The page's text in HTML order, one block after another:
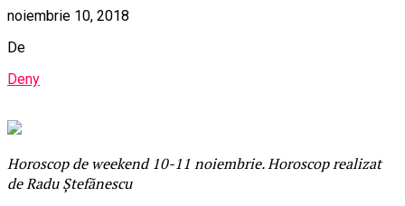
noiembrie 10, 2018
De
Deny
Horoscop de weekend 10-11 noiembrie. Horoscop realizat
de Radu Ștefănescu